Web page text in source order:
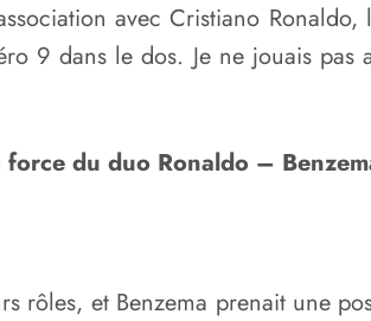
avec Cristiano
9 dans le dos. Je ne jouais
du duo Ronaldo –
rôles, et Benzema prenait une